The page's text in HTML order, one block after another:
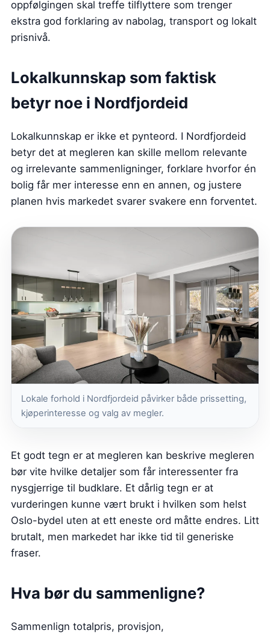
oppfølgingen skal treffe tilflyttere som trenger
ekstra god forklaring av nabolag, transport og lokalt
prisnivå.
Lokalkunnskap som faktisk
betyr noe i Nordfjordeid
Lokalkunnskap er ikke et pynteord. I Nordfjordeid
betyr det at megleren kan skille mellom relevante
og irrelevante sammenligninger, forklare hvorfor én
bolig får mer interesse enn en annen, og justere
planen hvis markedet svarer svakere enn forventet.
Lokale forhold i Nordfjordeid påvirker både prissetting,
kjøperinteresse og valg av megler.
Et godt tegn er at megleren kan beskrive megleren
bør vite hvilke detaljer som får interessenter fra
nysgjerrige til budklare. Et dårlig tegn er at
vurderingen kunne vært brukt i hvilken som helst
Oslo-bydel uten at ett eneste ord måtte endres. Litt
brutalt, men markedet har ikke tid til generiske
fraser.
Hva bør du sammenligne?
Sammenlign totalpris, provisjon,